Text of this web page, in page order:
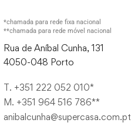
*chamada para rede fixa nacional
**chamada para rede móvel nacional
Rua de Aníbal Cunha, 131
4050-048 Porto
T. +351 222 052 010*
M. +351 964 516 786**
anibalcunha@supercasa.com.pt